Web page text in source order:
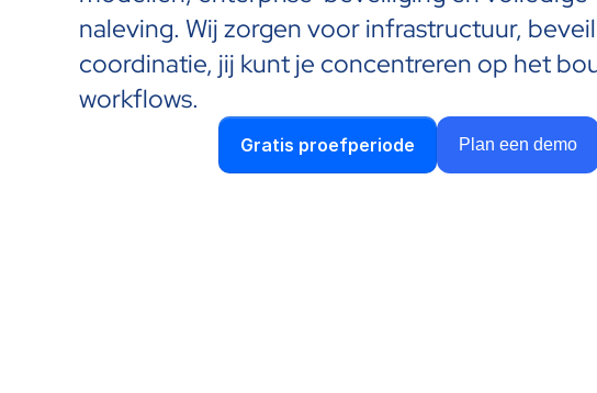
naleving. Wij zorgen voor infrastructuur,
coordinatie, jij kunt je concentreren op het
workflows.
Gratis proefperiode Plan een demo